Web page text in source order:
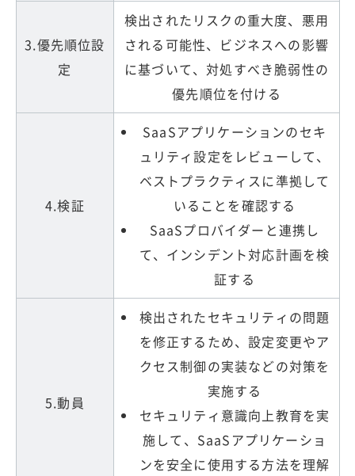
3.優先順位設
定
検出されたリスクの重大度、悪用
される可能性、ビジネスへの影響
に基づいて、対処すべき脆弱性の
優先順位を付ける
4.検証
SaaSアプリケーションのセキ
ュリティ設定をレビューして、
ベストプラクティスに準拠して
いることを確認する
SaaSプロバイダーと連携し
て、インシデント対応計画を検
証する
5.動員
検出されたセキュリティの問題
を修正するため、設定変更やア
クセス制御の実装などの対策を
実施する
セキュリティ意識向上教育を実
施して、SaaSアプリケーショ
ンを安全に使用する方法を理解